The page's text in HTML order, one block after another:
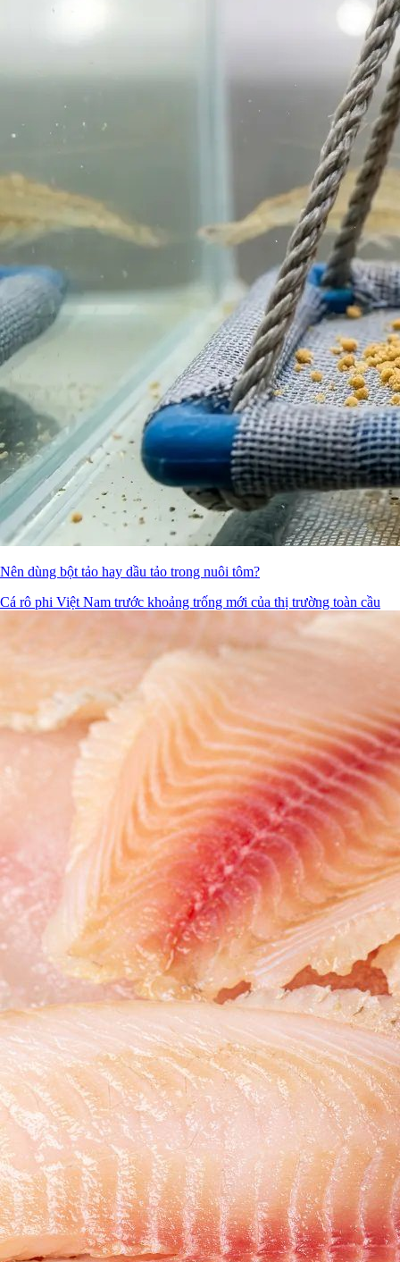
Nên dùng bột tảo hay dầu tảo trong nuôi tôm?
Cá rô phi Việt Nam trước khoảng trống mới của thị trường toàn cầu